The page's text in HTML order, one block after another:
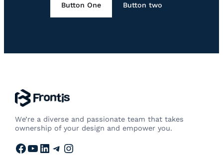
Button One Button two
We’re a diverse and passionate team that takes
ownership of your design and empower you.
Facebook YouTube LinkedIn Telegram Instagram